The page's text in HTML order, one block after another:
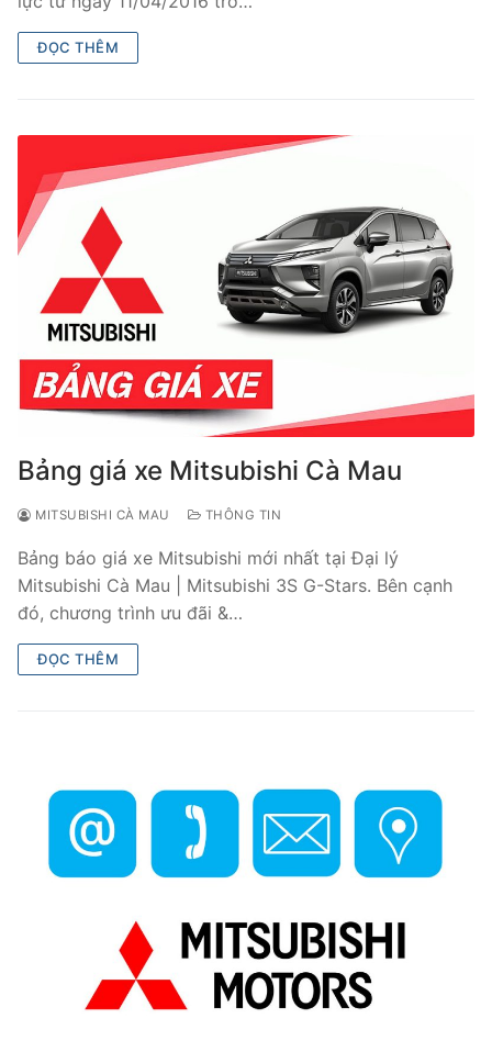
ĐỌC THÊM
Bảng giá xe Mitsubishi Cà Mau
MITSUBISHI CÀ MAU THÔNG TIN
Bảng báo giá xe Mitsubishi mới nhất tại Đại lý
Mitsubishi Cà Mau | Mitsubishi 3S G-Stars. Bên cạnh
đó, chương trình ưu đãi &…
ĐỌC THÊM